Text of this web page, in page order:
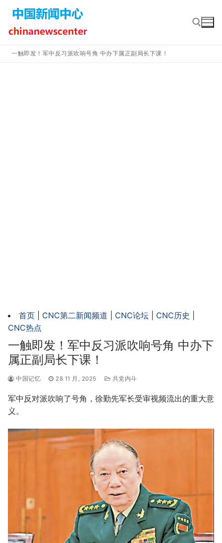
content
一触即发！军中反习派吹响号角 中办下属正副局长下课！
首页 CNC第二新闻频道 CNC论坛 CNC历史
CNC热点
一触即发！军中反习派吹响号角 中办下
属正副局长下课！
中国记忆 28 11 月, 2025 共党内斗
军中反对派吹响了号角，徐勤先军长受审视频流出的重大意
义。